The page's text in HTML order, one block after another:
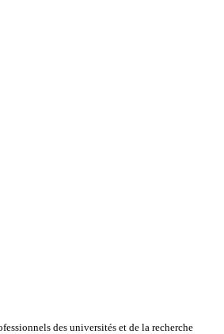
des universités et de la recherche